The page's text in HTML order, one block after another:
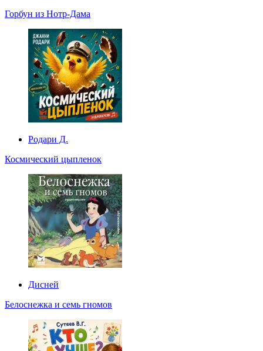
Горбун из Нотр-Дама
Родари Д.
Космический цыпленок
Дисней
Белоснежка и семь гномов